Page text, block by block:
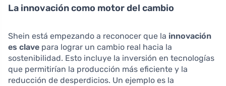
La innovación como motor del cambio
Shein está empezando a reconocer que la innovación
es clave para lograr un cambio real hacia la
sostenibilidad. Esto incluye la inversión en tecnologías
que permitirían la producción más eficiente y la
reducción de desperdicios. Un ejemplo es la